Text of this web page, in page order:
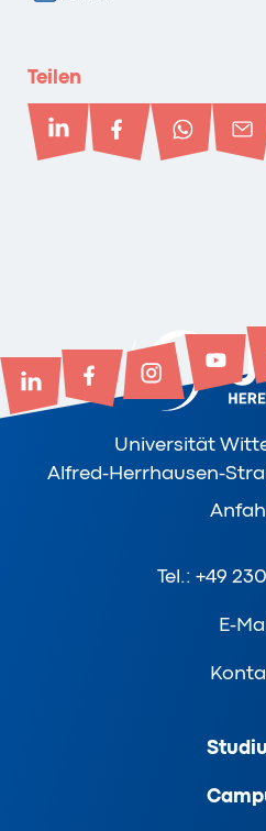
Teilen
Universität
Alfred-Herrhausen-
Tel.: +49
E-